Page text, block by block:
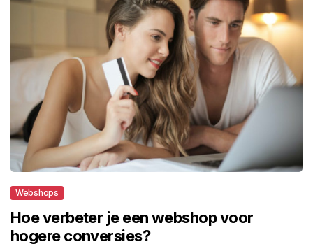
Webshops
Hoe verbeter je een webshop voor
hogere conversies?